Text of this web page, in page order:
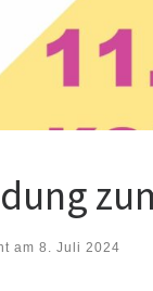
am 8. Juli 2024